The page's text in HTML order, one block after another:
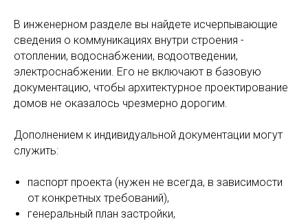
В инженерном разделе вы найдете исчерпывающие
сведения о коммуникациях внутри строения -
отоплении, водоснабжении, водоотведении,
электроснабжении. Его не включают в базовую
документацию, чтобы архитектурное проектирование
домов не оказалось чрезмерно дорогим.
Дополнением к индивидуальной документации могут
служить:
паспорт проекта (нужен не всегда, в зависимости
от конкретных требований),
генеральный план застройки,